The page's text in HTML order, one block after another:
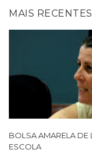
MAIS RECENTES
BOLSA AMARELA DE
ESCOLA